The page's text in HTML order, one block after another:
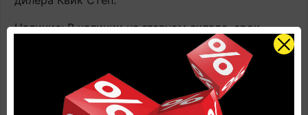
Наличие: В наличии на главном складе, срок
Оплачивайте товар онлайн. Так будет дешевле!
Цена в салоне может быть отличной от указанной